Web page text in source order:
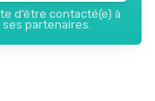
d’être contacté(e) à
partenaires.